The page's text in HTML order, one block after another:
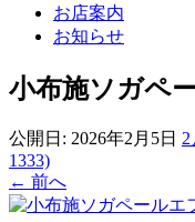
お店案内
お知らせ
小布施ソガペ
公開日: 2026年2月5日 2
1333)
← 前へ